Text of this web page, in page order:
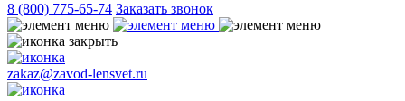
8 (800) 775-65-74 Заказать звонок
zakaz@zavod-lensvet.ru